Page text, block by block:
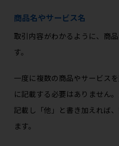
商品名やサービス名
取引内容がわかるように、商
す。
一度に複数の商品やサービス
に記載する必要はありません
記載し「他」と書き加えれば
ます。